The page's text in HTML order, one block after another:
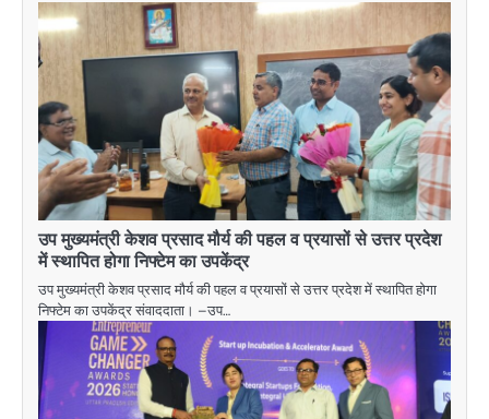
उप मुख्यमंत्री केशव प्रसाद मौर्य की पहल व प्रयासों से उत्तर प्रदेश
में स्थापित होगा निफ्टेम का उपकेंद्र
उप मुख्यमंत्री केशव प्रसाद मौर्य की पहल व प्रयासों से उत्तर प्रदेश में स्थापित होगा
निफ्टेम का उपकेंद्र संवाददाता। –उप…